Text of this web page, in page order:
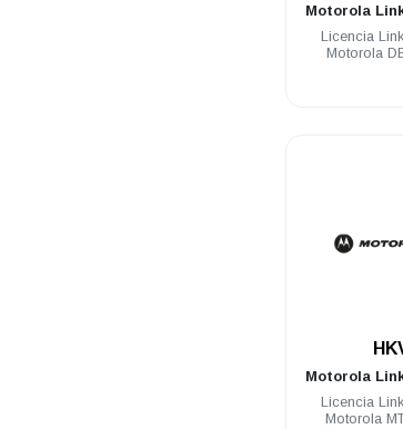
Motorola
Licencia
Motorola
DGM5000
Motorola
Licencia
Motorola